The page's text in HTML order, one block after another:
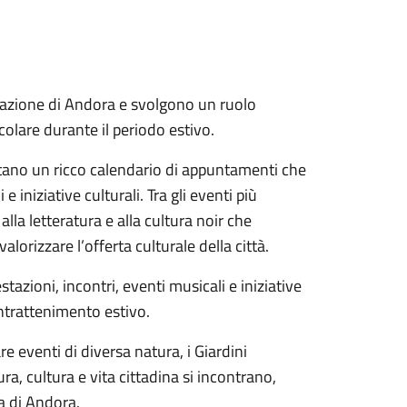
di Andora e svolgono un ruolo
durante il periodo estivo.
un ricco calendario di appuntamenti che
iniziative culturali. Tra gli eventi più
letteratura e alla cultura noir che
l’offerta culturale della città.
incontri, eventi musicali e iniziative
estivo.
eventi di diversa natura, i Giardini
cultura e vita cittadina si incontrano,
di Andora.